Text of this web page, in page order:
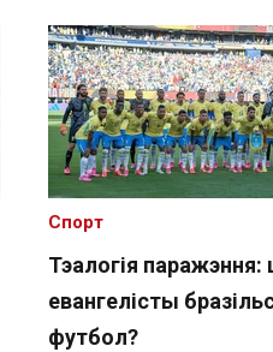
Тэалогія паражэння:
евангелісты
футбол?
Спорт